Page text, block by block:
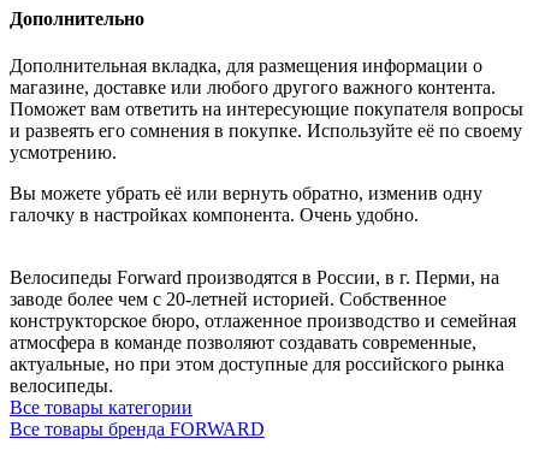
Дополнительно
Дополнительная вкладка, для размещения информации о
магазине, доставке или любого другого важного контента.
Поможет вам ответить на интересующие покупателя вопросы
и развеять его сомнения в покупке. Используйте её по своему
усмотрению.
Вы можете убрать её или вернуть обратно, изменив одну
галочку в настройках компонента. Очень удобно.
Велосипеды Forward производятся в России, в г. Перми, на
заводе более чем с 20-летней историей. Собственное
конструкторское бюро, отлаженное производство и семейная
атмосфера в команде позволяют создавать современные,
актуальные, но при этом доступные для российского рынка
велосипеды.
Все товары категории
Все товары бренда FORWARD